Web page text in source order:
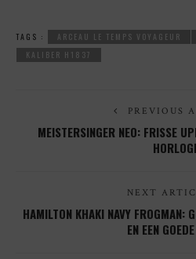
TAGS : ARCEAU LE TEMPS VOYAGEUR
KALIBER H1837
PREVIOUS
MEISTERSINGER NEO: FRISSE
NEXT
HAMILTON KHAKI NAVY FROGMAN:
EN EEN